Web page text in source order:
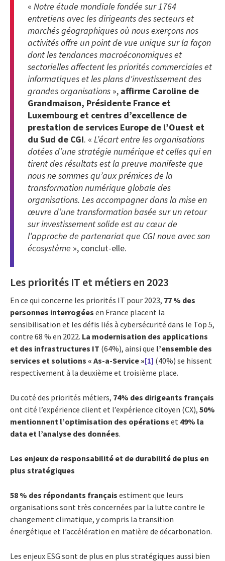
« Notre étude mondiale fondée sur 1764
entretiens avec les dirigeants des secteurs et
marchés géographiques où nous exerçons nos
activités offre un point de vue unique sur la façon
dont les tendances macroéconomiques et
sectorielles affectent les priorités commerciales et
informatiques et les plans d'investissementdes
grandes organisations », affirme Caroline de
Grandmaison, Présidente France et
Luxembourg et centres d’excellence de
prestation de services Europe de l’Ouest et
du Sud de CGI. « L’écart entre les organisations
dotées d’une stratégie numérique et celles qui en
tirent des résultats est la preuve manifeste que
nous ne sommes qu’aux prémices de la
transformation numérique globale des
organisations. Les accompagner dans la mise en
œuvre d’une transformation basée sur un retour
sur investissement solide est au cœur de
l’approche de partenariat que CGInoue avec son
écosystème », conclut-elle.
Les priorités IT et métiers en 2023
En ce qui concerne les priorités IT pour 2023, 77 % des
personnes interrogées en France placent la
sensibilisation et les défis liés à cybersécurité dans le Top 5,
contre 68 % en 2022. La modernisation des applications
et des infrastructures IT (64%), ainsi que l’ensemble des
services et solutions « As-a-Service »[1] (40%) se hissent
respectivement à la deuxième et troisième place.
Du coté des priorités métiers, 74% des dirigeants français
ont cité l’expérience client et l’expérience citoyen (CX), 50%
mentionnent l’optimisation des opérations et 49% la
data et l’analyse des données.
Les enjeux de responsabilité et de durabilité de plus en
plus stratégiques
58 % des répondants français estiment que leurs
organisations sont très concernées par la lutte contre le
changement climatique, y compris la transition
énergétique et l’accélération en matière de décarbonation.
Les enjeux ESG sont de plus en plus stratégiques aussi bien